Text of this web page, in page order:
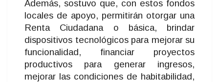
Además, sostuvo que, con estos fondos
locales de apoyo, permitirán otorgar una
Renta Ciudadana o básica, brindar
dispositivos tecnológicos para mejorar su
funcionalidad, financiar proyectos
productivos para generar ingresos,
mejorar las condiciones de habitabilidad,